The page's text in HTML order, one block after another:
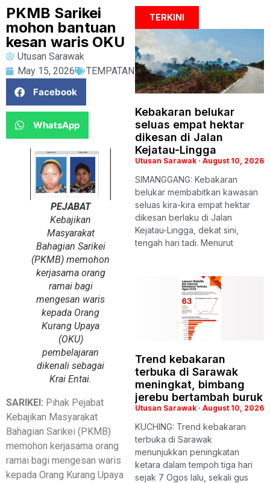
PKMB Sarikei
mohon bantuan
kesan waris OKU
Utusan Sarawak
May 15, 2026
TEMPATAN
Facebook
WhatsApp
PEJABAT
Kebajikan
Masyarakat
Bahagian Sarikei
(PKMB) memohon
kerjasama orang
ramai bagi
mengesan waris
kepada Orang
Kurang Upaya
(OKU)
pembelajaran
dikenali sebagai
Krai Entai.
SARIKEI: Pihak Pejabat
Kebajikan Masyarakat
Bahagian Sarikei (PKMB)
memohon kerjasama orang
ramai bagi mengesan waris
kepada Orang Kurang Upaya
TERKINI
Kebakaran belukar
seluas empat hektar
dikesan di Jalan
Kejatau-Lingga
Utusan Sarawak August 10, 2026
SIMANGGANG: Kebakaran
belukar membabitkan kawasan
seluas kira-kira empat hektar
dikesan berlaku di Jalan
Kejatau-Lingga, dekat sini,
tengah hari tadi. Menurut
Trend kebakaran
terbuka di Sarawak
meningkat, bimbang
jerebu bertambah buruk
Utusan Sarawak August 10, 2026
KUCHING: Trend kebakaran
terbuka di Sarawak
menunjukkan peningkatan
ketara dalam tempoh tiga hari
sejak 7 Ogos lalu, sekali gus